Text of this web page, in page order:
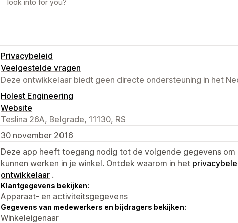
Privacybeleid
Veelgestelde vragen
Deze ontwikkelaar biedt geen directe ondersteuning in het
Holest Engineering
Website
Teslina 26A, Belgrade, 11130, RS
30 november 2016
Deze app heeft toegang nodig tot de volgende gegevens om
kunnen werken in je winkel. Ontdek waarom in het
ontwikkelaar .
Klantgegevens bekijken:
Apparaat- en activiteitsgegevens
Gegevens van medewerkers en bijdragers bekijken:
Winkeleigenaar